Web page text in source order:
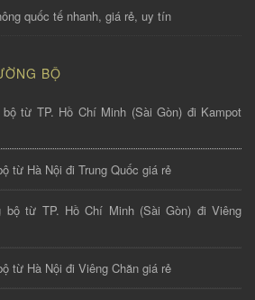
quốc tế nhanh, giá rẻ, uy tín
BỘ
từ TP. Hồ Chí Minh (Sài Gòn) đi Kampot
từ Hà Nội đi Trung Quốc giá rẻ
bộ từ TP. Hồ Chí Minh (Sài Gòn) đi Viêng
từ Hà Nội đi Viêng Chăn giá rẻ